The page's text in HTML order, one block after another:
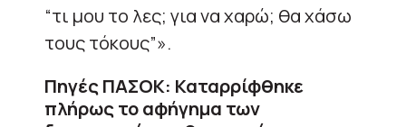
“τι μου το λες; για να χαρώ; θα χάσω
τους τόκους”».
Πηγές ΠΑΣΟΚ: Καταρρίφθηκε
πλήρως το αφήγημα των